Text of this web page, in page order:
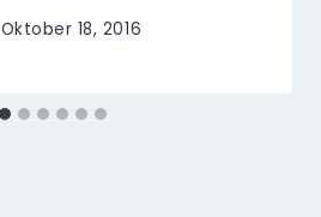
Oktober 18, 2016